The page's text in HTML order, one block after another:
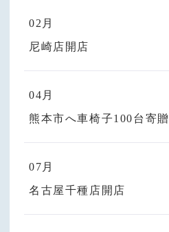
02月
尼崎店開店
04月
熊本市へ車椅子100台寄贈
07月
名古屋千種店開店